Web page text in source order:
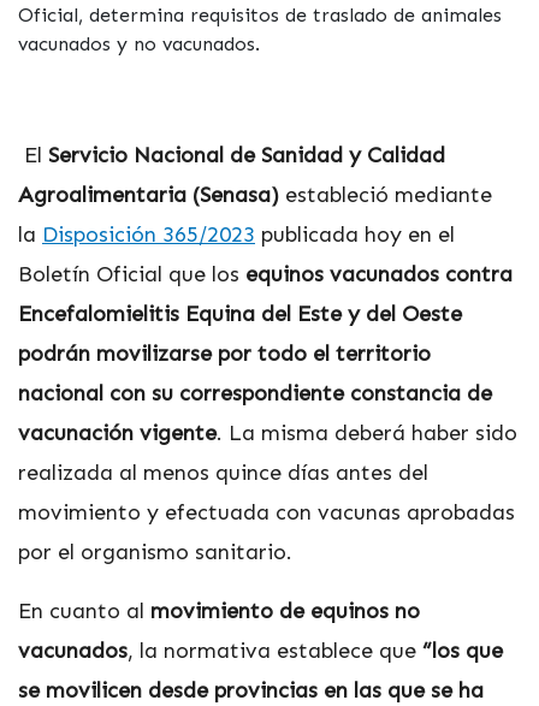
Oficial, determina requisitos de traslado de animales
vacunados y no vacunados.
El Servicio Nacional de Sanidad y Calidad
Agroalimentaria (Senasa) estableció mediante
la Disposición 365/2023 publicada hoy en el
Boletín Oficial que los equinos vacunados contra
Encefalomielitis Equina del Este y del Oeste
podrán movilizarse por todo el territorio
nacional con su correspondiente constancia de
vacunación vigente. La misma deberá haber sido
realizada al menos quince días antes del
movimiento y efectuada con vacunas aprobadas
por el organismo sanitario.
En cuanto al movimiento de equinos no
vacunados, la normativa establece que “los que
se movilicen desde provincias en las que se ha